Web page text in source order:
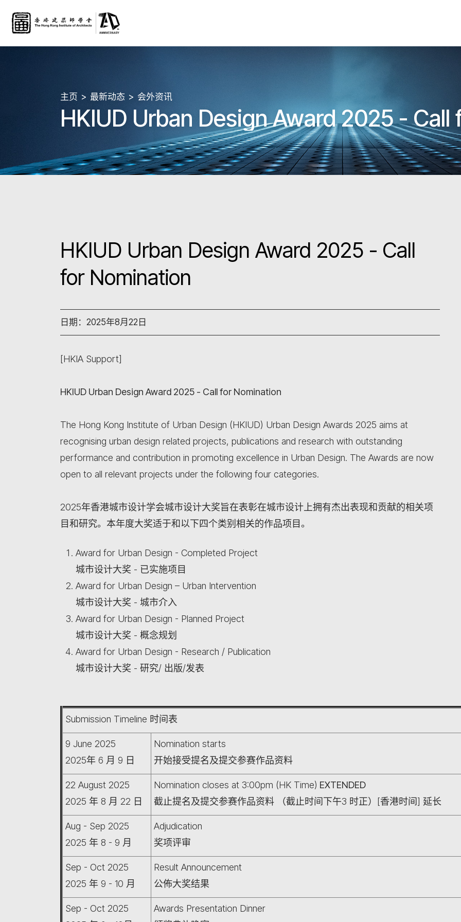
主页 最新动态 会外资讯
HKIUD Urban Design Award 2025 -
HKIUD Urban Design Award 2025 - Call
for Nomination
日期：2025年8月22日
[HKIA Support]
HKIUD Urban Design Award 2025 - Call for Nomination
The Hong Kong Institute of Urban Design (HKIUD) Urban Design Awards 2025 aims at
recognising urban design related projects, publications and research with outstanding
performance and contribution in promoting excellence in Urban Design. The Awards are now
open to all relevant projects under the following four categories.
2025年香港城市设计学会城市设计大奖旨在表彰在城市设计上拥有杰出表现和贡献的相关项
目和研究。本年度大奖适于和以下四个类别相关的作品项目。
Award for Urban Design - Completed Project
城市设计大奖 - 已实施项目
Award for Urban Design – Urban Intervention
城市设计大奖 - 城市介入
Award for Urban Design - Planned Project
城市设计大奖 - 概念规划
Award for Urban Design - Research / Publication
城市设计大奖 - 研究/ 出版/发表
Submission Timeline 时间表
9 June 2025
2025年 6 月 9 日
Nomination starts
开始接受提名及提交参赛作品资料
22 August 2025
2025 年 8 月 22 日
Nomination closes at 3:00pm (HK Time) EXTENDED
截止提名及提交参赛作品资料 （截止时间下午3 时正）[香港时间] 延长
Aug - Sep 2025
2025 年 8 - 9 月
Adjudication
奖项评审
Sep - Oct 2025
2025 年 9 - 10 月
Result Announcement
公佈大奖结果
Sep - Oct 2025
Awards Presentation Dinner